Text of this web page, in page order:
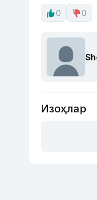
0 0
Изоҳлар